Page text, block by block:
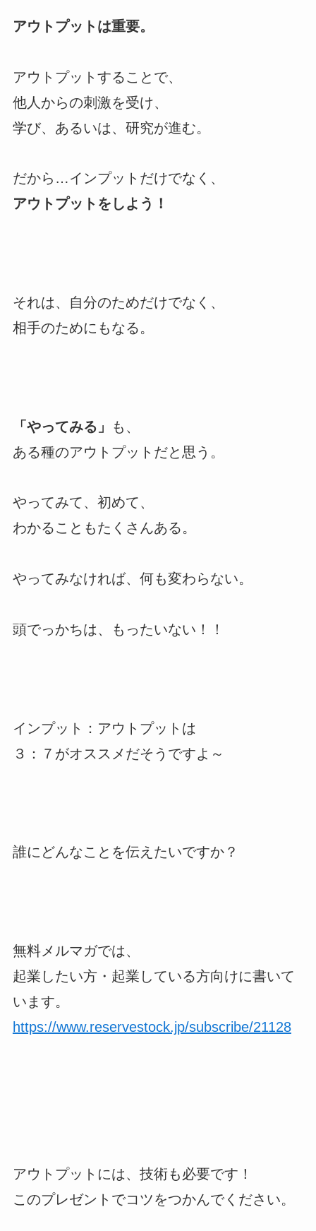
アウトプットは重要。
アウトプットすることで、
他人からの刺激を受け、
学び、あるいは、研究が進む。
だから…インプットだけでなく、
アウトプットをしよう！
それは、自分のためだけでなく、
相手のためにもなる。
「やってみる」
も、
ある種のアウトプットだと思う。
やってみて、初めて、
わかることもたくさんある。
やってみなければ、何も変わらない。
頭でっかちは、もったいない！！
インプット：アウトプットは
３：７がオススメだそうですよ～
誰にどんなことを伝えたいですか？
無料メルマガでは、
起業したい方・起業している方向けに書いて
います。
https://www.reservestock.jp/subscribe/21128
アウトプットには、技術も必要です！
このプレゼントでコツをつかんでください。